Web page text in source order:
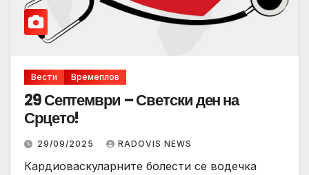
Вести Времеплов
29 Септември – Светски ден на
Срцето!
29/09/2025 RADOVIS NEWS
Кардиоваскуларните болести се водечка